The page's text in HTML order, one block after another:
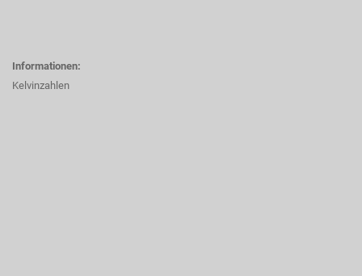
Informationen:
Kelvinzahlen